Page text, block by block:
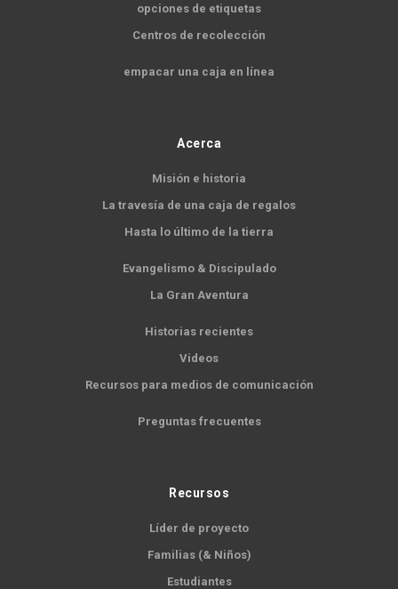
opciones de etiquetas
Centros de recolección
empacar una caja en línea
Acerca
Misión e historia
La travesía de una caja de regalos
Hasta lo último de la tierra
Evangelismo & Discipulado
La Gran Aventura
Historias recientes
Videos
Recursos para medios de comunicación
Preguntas frecuentes
Recursos
Líder de proyecto
Familias (& Niños)
Estudiantes